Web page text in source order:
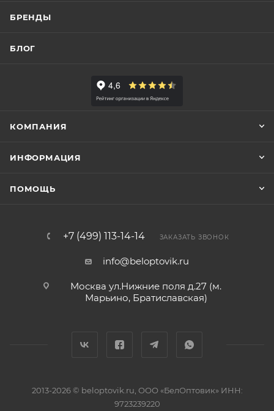
БРЕНДЫ
БЛОГ
КОМПАНИЯ
ИНФОРМАЦИЯ
ПОМОЩЬ
+7 (499) 113-14-14 ЗАКАЗАТЬ ЗВОНОК
info@beloptovik.ru
Москва ул.Нижние поля д.27 (м.
Марьино, Братиславская)
2013-2026 © beloptovik.ru, ООО «БелОптовик» ИНН:
9723239220